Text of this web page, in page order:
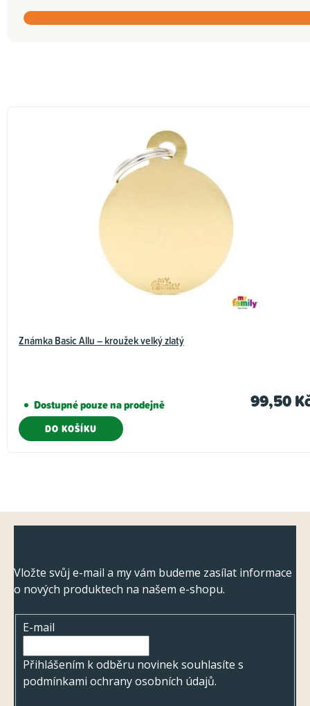
Známka Basic Allu – kroužek velký zlatý
Dostupné pouze na prodejně 99,50
DO KOŠÍKU
Vložte svůj e-mail a my vám budeme zasílat informace
o nových produktech na našem e-shopu.
E-mail
Přihlášením k odběru novinek souhlasíte s
podmínkami ochrany osobních údajů.